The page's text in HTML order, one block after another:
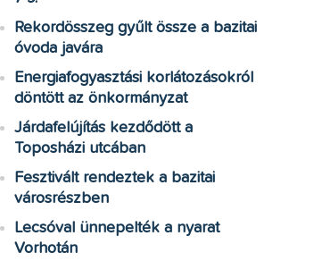
Rekordösszeg gyűlt össze a bazitai
óvoda javára
Energiafogyasztási korlátozásokról
döntött az önkormányzat
Járdafelújítás kezdődött a
Toposházi utcában
Fesztivált rendeztek a bazitai
városrészben
Lecsóval ünnepelték a nyarat
Vorhotán